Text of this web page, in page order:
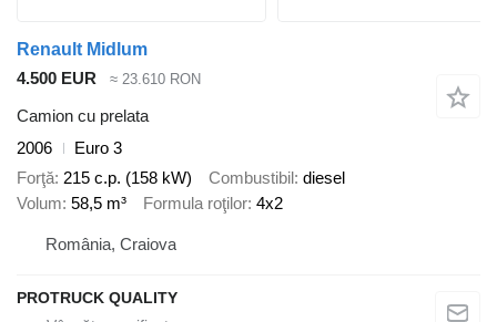
Renault Midlum
4.500 EUR
≈ 23.610 RON
Camion cu prelata
2006
Euro 3
Forţă 215 c.p. (158 kW) Combustibil diesel
Volum 58,5 m³ Formula roţilor 4x2
România, Craiova
PROTRUCK QUALITY